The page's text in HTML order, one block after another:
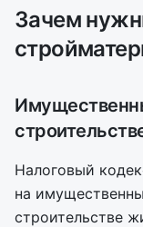
Зачем
Налоговый
на
строительстве